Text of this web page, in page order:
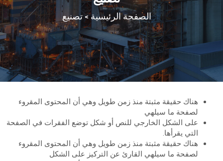
الصفحة الرئيسية>تصنيع
هناك حقيقة مثبتة منذ زمن طويل وهي أن المحتوى المقروء
لصفحة ما سيلهي
على الشكل الخارجي للنص أو شكل توضع الفقرات في الصفحة
التي يقرأها.
هناك حقيقة مثبتة منذ زمن طويل وهي أن المحتوى المقروء
لصفحة ما سيلهي القارئ عن التركيز على الشكل